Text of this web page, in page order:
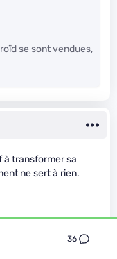
36
se sont vendues,
à transformer sa
ne sert à rien.
par le
4 Pro.